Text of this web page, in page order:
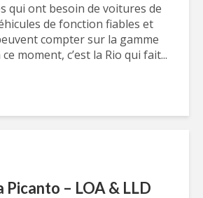
qui ont besoin de voitures de
de fonction fiables et
compter sur la gamme
moment, c’est la Rio qui fait...
Picanto – LOA & LLD